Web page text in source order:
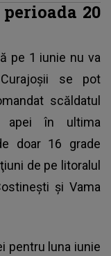
20
pe 1 iunie nu va
se pot
scăldatul
apei în ultima
doar 16 grade
de pe litoralul
şi Vama
pentru luna iunie